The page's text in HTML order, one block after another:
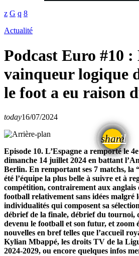
Actualité
Podcast Euro #10 :
vainqueur logique
le foot a eu raison
today16/07/2024
share
email
Episode 10. L’Espagne a remporté le
dimanche 14 juillet 2024 en battant
Berlin. En remportant ses 7 matchs, la
été l’équipe la plus belle à suivre et à
compétition, contrairement aux
football relativement sans idées malgré
individualités qui composent sa
débrief de la finale, débrief du tournoi,
devenu le football et son futur, et zoom
nouvelles en bref telles que l’accueil
Kylian Mbappé, les droits TV de la
2024-2029, ou encore quelques infos